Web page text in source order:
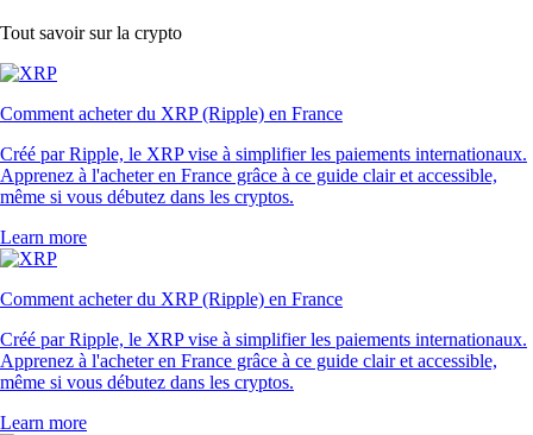
Tout savoir sur la crypto
Comment acheter du XRP (Ripple) en France
Créé par Ripple, le XRP vise à simplifier les paiements internationaux.
Apprenez à l'acheter en France grâce à ce guide clair et accessible,
même si vous débutez dans les cryptos.
Learn more
Comment acheter du XRP (Ripple) en France
Créé par Ripple, le XRP vise à simplifier les paiements internationaux.
Apprenez à l'acheter en France grâce à ce guide clair et accessible,
même si vous débutez dans les cryptos.
Learn more